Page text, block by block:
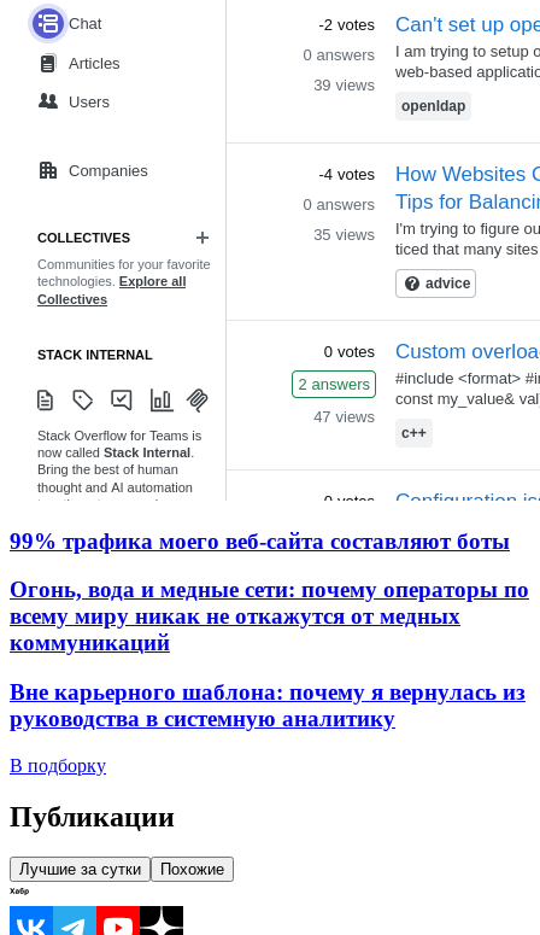
99% трафика моего веб‑сайта составляют боты
Огонь, вода и медные сети: почему операторы по
всему миру никак не откажутся от медных
коммуникаций
Вне карьерного шаблона: почему я вернулась из
руководства в системную аналитику
В подборку
Публикации
Лучшие за сутки Похожие